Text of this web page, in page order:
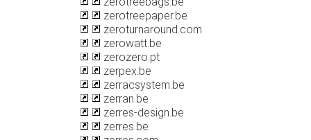
zerotreepaper.be
zeroturnaround.com
zerowatt.be
zerozero.pt
zerpex.be
zerracsystem.be
zerran.be
zerres-design.be
zerres.be